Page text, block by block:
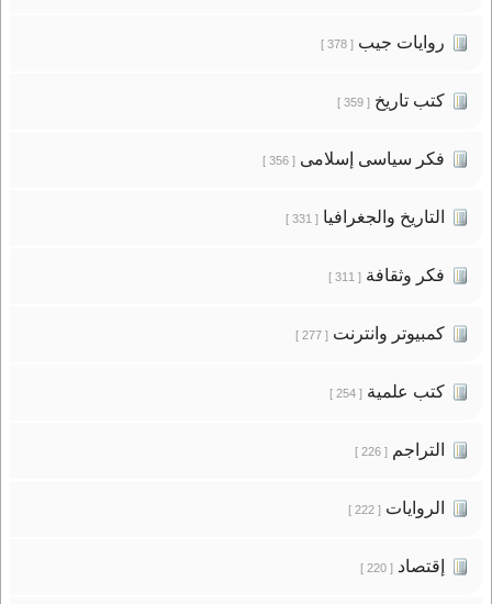
روايات جيب[ 378 ]
كتب تاريخ[ 359 ]
فكر سياسى إسلامى[ 356 ]
التاريخ والجغرافيا[ 331 ]
فكر وثقافة[ 311 ]
كمبيوتر وانترنت[ 277 ]
كتب علمية[ 254 ]
التراجم[ 226 ]
الروايات[ 222 ]
إقتصاد[ 220 ]